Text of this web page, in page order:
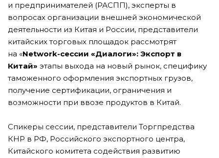
и предпринимателей (РАСПП), эксперты в
вопросах организации внешней экономической
деятельности из Китая и России, представители
китайских торговых площадок рассмотрят
на «Network-сессии «Диалоги»: Экспорт в
Китай» этапы выхода на новый рынок, специфику
таможенного оформления экспортных грузов,
получение сертификации, ограничения и
возможности при ввозе продуктов в Китай.
Спикеры сессии, представители Торгпредства
КНР в РФ, Российского экспортного центра,
Китайского комитета содействия развитию